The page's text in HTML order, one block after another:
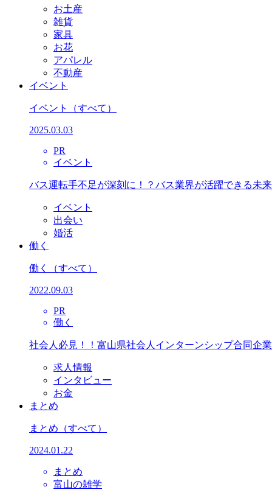
お土産
雑貨
家具
お花
アパレル
不動産
イベント
イベント （すべて）
2025.03.03
PR
イベント
バス運転手不足が深刻に！？バス業界が活躍できる未
イベント
出会い
婚活
働く
働く （すべて）
2022.09.03
PR
働く
社会人必見！！富山県社会人インターンシップ合同企
求人情報
インタビュー
お金
まとめ
まとめ （すべて）
2024.01.22
まとめ
富山の雑学